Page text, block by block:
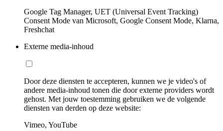
Google Tag Manager, UET (Universal Event Tracking)
Consent Mode van Microsoft, Google Consent Mode, Klarna,
Freshchat
Externe media-inhoud
Door deze diensten te accepteren, kunnen we je video's of
andere media-inhoud tonen die door externe providers wordt
gehost. Met jouw toestemming gebruiken we de volgende
diensten van derden op deze website:
Vimeo, YouTube